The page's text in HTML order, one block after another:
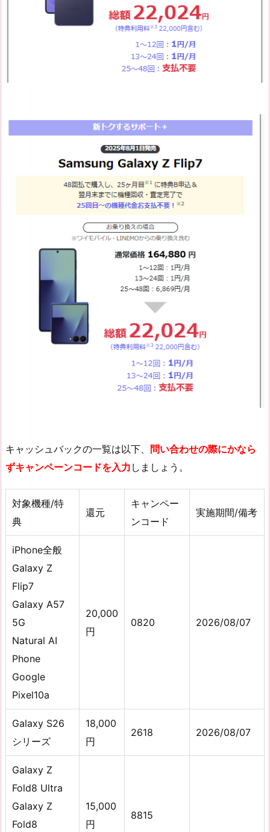
キャッシュバックの一覧は以下、 問い合わせの際にかなら
ずキャンペーンコードを入力 しましょう。
対象機種/特
典
還元
キャンペー
ンコード
実施期間/備考
iPhone全般
Galaxy Z
Flip7
Galaxy A57
5G
Natural AI
Phone
Google
Pixel10a
20,000
円
0820 2026/08/07
Galaxy S26
シリーズ
18,000
円
2618 2026/08/07
Galaxy Z
Fold8 Ultra
Galaxy Z
Fold8
15,000
円
8815